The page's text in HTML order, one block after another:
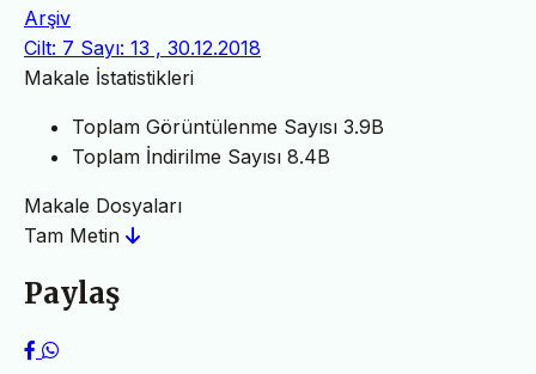
Arşiv
Cilt: 7 Sayı: 13 , 30.12.2018
Makale İstatistikleri
Toplam Görüntülenme Sayısı 3.9B
Toplam İndirilme Sayısı 8.4B
Makale Dosyaları
Tam Metin
Paylaş